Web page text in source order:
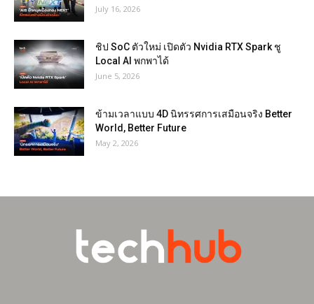
July 16, 2026
ชิป SoC ตัวใหม่ เปิดตัว Nvidia RTX Spark ชู
Local AI พกพาได้
June 5, 2026
ข้ามเวลาแบบ 4D นิทรรศการเสมือนจริง Better
World, Better Future
May 2, 2026